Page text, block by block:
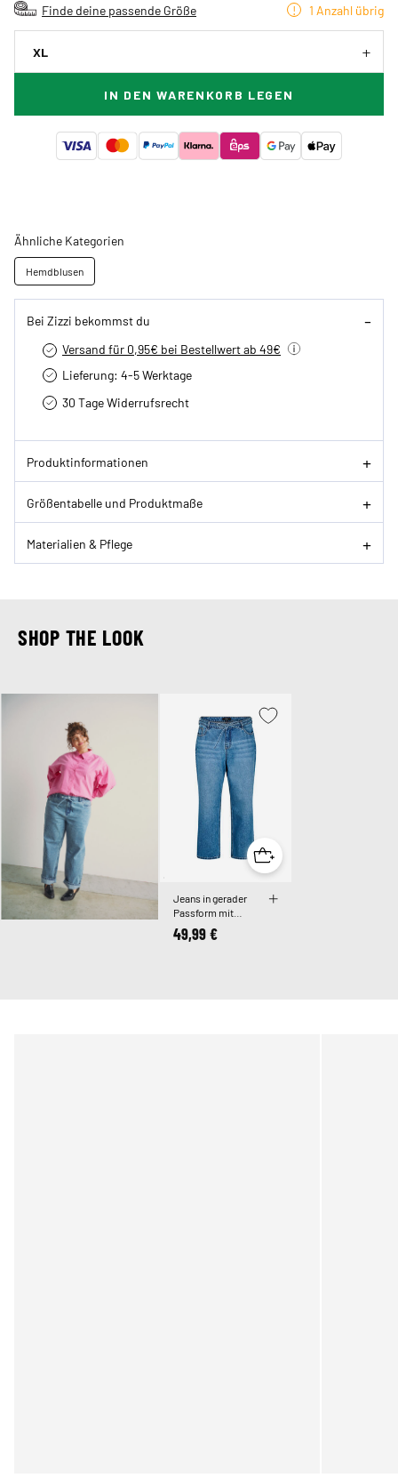
Finde deine passende Größe 1 Anzahl übrig
XL
IN DEN WARENKORB LEGEN
Ähnliche Kategorien
Hemdblusen
Bei Zizzi bekommst du
Versand für 0,95€ bei Bestellwert ab 49€
Lieferung: 4-5 Werktage
30 Tage Widerrufsrecht
Produktinformationen
Größentabelle und Produktmaße
Materialien & Pflege
SHOP THE LOOK
Jeans in gerader
Passform mit
Bindegürtel
49,99 €